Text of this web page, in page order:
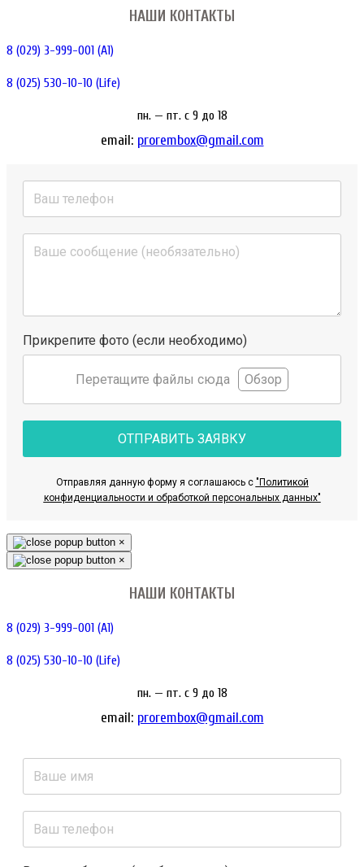
НАШИ КОНТАКТЫ
8 (029) 3-999-001 (A1)
8 (025) 530-10-10 (Life)
пн. — пт. c 9 до 18
email: prorembox@gmail.com
Прикрепите фото (если необходимо)
Перетащите файлы сюда Обзор
ОТПРАВИТЬ ЗАЯВКУ
Отправляя данную форму я соглашаюсь с "Политикой
конфиденциальности и обработкой персональных данных"
×
×
НАШИ КОНТАКТЫ
8 (029) 3-999-001 (A1)
8 (025) 530-10-10 (Life)
пн. — пт. c 9 до 18
email: prorembox@gmail.com